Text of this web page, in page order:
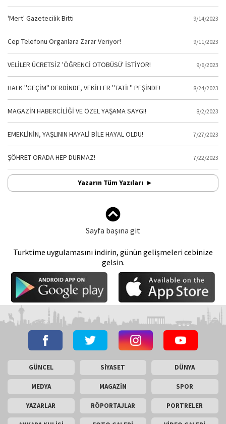
'Mert' Gazetecilik Bitti 9/14/2023
Cep Telefonu Organlara Zarar Veriyor! 9/11/2023
VELİLER ÜCRETSİZ 'ÖĞRENCİ OTOBÜSÜ' İSTİYOR! 9/6/2023
HALK ''GEÇİM'' DERDİNDE, VEKİLLER ''TATİL'' PEŞİNDE! 8/24/2023
MAGAZİN HABERCİLİĞİ VE ÖZEL YAŞAMA SAYGI! 8/2/2023
EMEKLİNİN, YAŞLININ HAYALİ BİLE HAYAL OLDU! 7/27/2023
ŞÖHRET ORADA HEP DURMAZ! 7/22/2023
Yazarın Tüm Yazıları
Sayfa başına git
Turktime uygulamasını indirin, günün gelişmeleri cebinize
gelsin.
GÜNCEL SİYASET DÜNYA
MEDYA MAGAZİN SPOR
YAZARLAR RÖPORTAJLAR PORTRELER